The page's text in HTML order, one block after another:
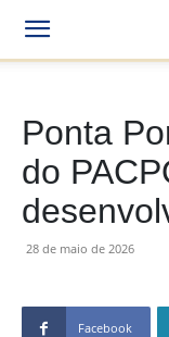
Ponta
do
28 de maio de 2026
Facebook